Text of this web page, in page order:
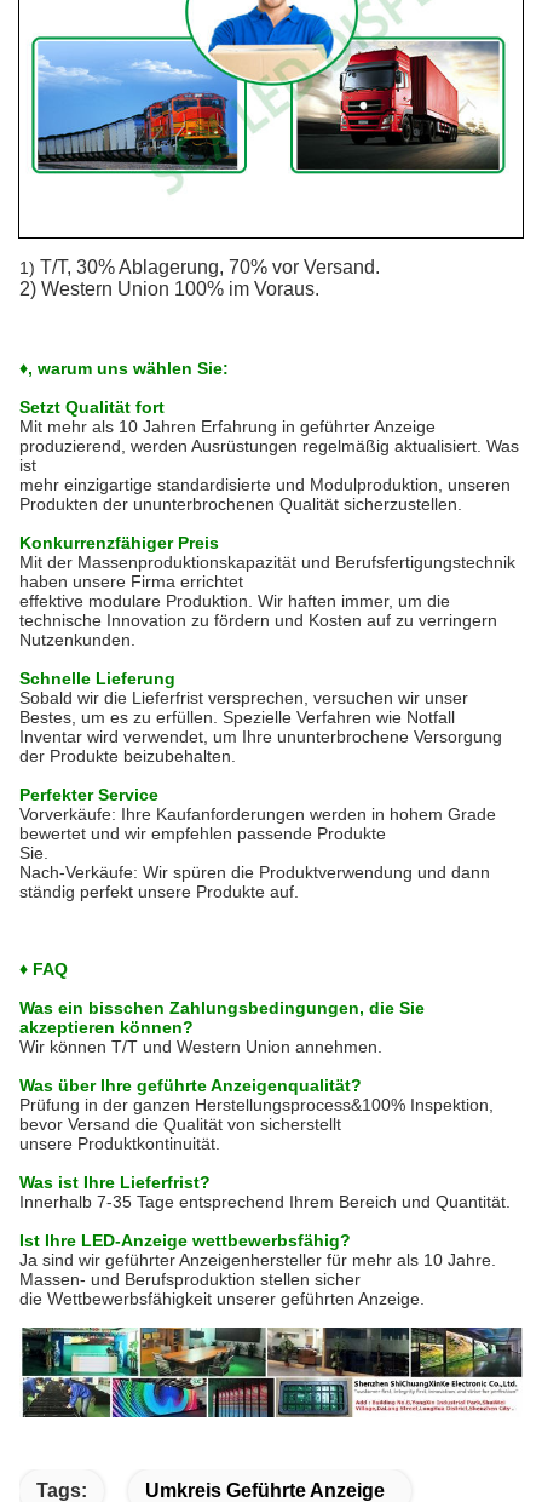
1) T/T, 30% Ablagerung, 70% vor Versand.
2) Western Union 100% im Voraus.
♦, warum uns wählen Sie:
Setzt Qualität fort
Mit mehr als 10 Jahren Erfahrung in geführter Anzeige
produzierend, werden Ausrüstungen regelmäßig aktualisiert. Was
ist
mehr einzigartige standardisierte und Modulproduktion, unseren
Produkten der ununterbrochenen Qualität sicherzustellen.
Konkurrenzfähiger Preis
Mit der Massenproduktionskapazität und Berufsfertigungstechnik
haben unsere Firma errichtet
effektive modulare Produktion. Wir haften immer, um die
technische Innovation zu fördern und Kosten auf zu verringern
Nutzenkunden.
Schnelle Lieferung
Sobald wir die Lieferfrist versprechen, versuchen wir unser
Bestes, um es zu erfüllen. Spezielle Verfahren wie Notfall
Inventar wird verwendet, um Ihre ununterbrochene Versorgung
der Produkte beizubehalten.
Perfekter Service
Vorverkäufe: Ihre Kaufanforderungen werden in hohem Grade
bewertet und wir empfehlen passende Produkte
Sie.
Nach-Verkäufe: Wir spüren die Produktverwendung und dann
ständig perfekt unsere Produkte auf.
♦ FAQ
Was ein bisschen Zahlungsbedingungen, die Sie
akzeptieren können?
Wir können T/T und Western Union annehmen.
Was über Ihre geführte Anzeigenqualität?
Prüfung in der ganzen Herstellungsprocess&100% Inspektion,
bevor Versand die Qualität von sicherstellt
unsere Produktkontinuität.
Was ist Ihre Lieferfrist?
Innerhalb 7-35 Tage entsprechend Ihrem Bereich und Quantität.
Ist Ihre LED-Anzeige wettbewerbsfähig?
Ja sind wir geführter Anzeigenhersteller für mehr als 10 Jahre.
Massen- und Berufsproduktion stellen sicher
die Wettbewerbsfähigkeit unserer geführten Anzeige.
Tags: Umkreis Geführte Anzeige